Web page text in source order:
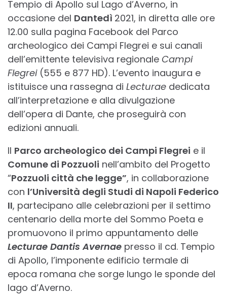
Tempio di Apollo sul Lago d’Averno, in
occasione del Dantedì 2021, in diretta alle ore
12.00 sulla pagina Facebook del Parco
archeologico dei Campi Flegrei e sui canali
dell’emittente televisiva regionale Campi
Flegrei(555 e 877 HD). L’evento inaugura e
istituisce una rassegna di Lecturae dedicata
all’interpretazione e alla divulgazione
dell’opera di Dante, che proseguirà con
edizioni annuali.
Il Parco archeologico dei Campi Flegrei e il
Comune di Pozzuoli nell’ambito del Progetto
“Pozzuoli città che legge”, in collaborazione
con l’Università degli Studi di Napoli Federico
II, partecipano alle celebrazioni per il settimo
centenario della morte del Sommo Poeta e
promuovono il primo appuntamento delle
Lecturae Dantis Avernae presso il cd. Tempio
di Apollo, l’imponente edificio termale di
epoca romana che sorge lungo le sponde del
lago d’Averno.